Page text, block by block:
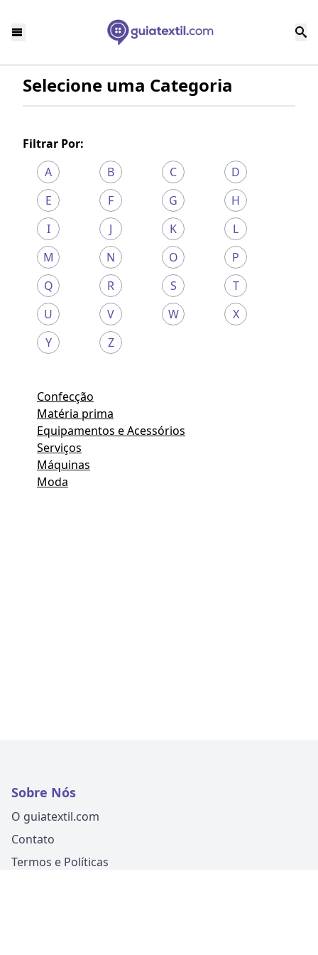
Selecione uma Categoria
Filtrar Por:
A
B C
D
E
F G
H
I
J K
L
M
N O
P
Q
R S
T
U
V W
X
Y
Z
Confecção
Matéria prima
Equipamentos e Acessórios
Serviços
Máquinas
Moda
Sobre Nós
O guiatextil.com
Contato
Termos e Políticas